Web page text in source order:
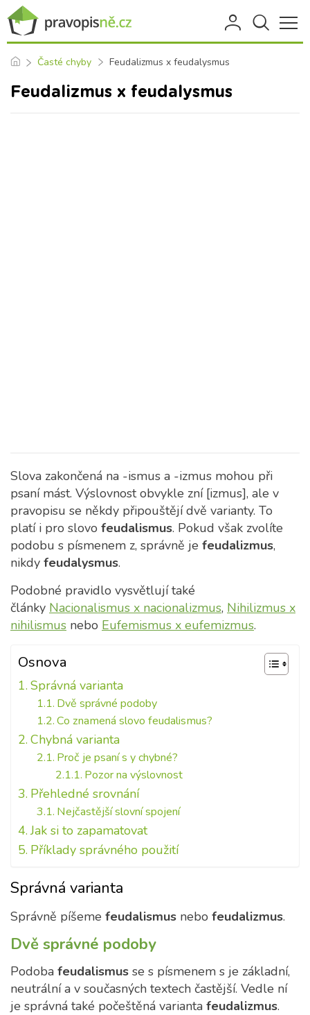
Časté chyby Feudalizmus x feudalysmus
Feudalizmus x feudalysmus
Slova zakončená na -ismus a -izmus mohou při
psaní mást. Výslovnost obvykle zní [izmus], ale v
pravopisu se někdy připouštějí dvě varianty. To
platí i pro slovo feudalismus. Pokud však zvolíte
podobu s písmenem z, správně je feudalizmus,
nikdy feudalysmus.
Podobné pravidlo vysvětlují také
články Nacionalismus x nacionalizmus, Nihilizmus x
nihilismus nebo Eufemismus x eufemizmus.
Osnova
Správná varianta
Dvě správné podoby
Co znamená slovo feudalismus?
Chybná varianta
Proč je psaní s y chybné?
Pozor na výslovnost
Přehledné srovnání
Nejčastější slovní spojení
Jak si to zapamatovat
Příklady správného použití
Správná varianta
Správně píšeme feudalismus nebo feudalizmus.
Dvě správné podoby
Podoba feudalismus se s písmenem s je základní,
neutrální a v současných textech častější. Vedle ní
je správná také počeštěná varianta feudalizmus.